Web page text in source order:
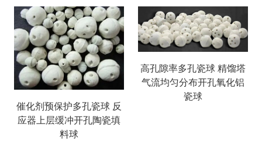
催化剂预保护多孔瓷球 反
应器上层缓冲开孔陶瓷填
料球
高孔隙率多孔瓷球 精馏塔
气流均匀分布开孔氧化铝
瓷球